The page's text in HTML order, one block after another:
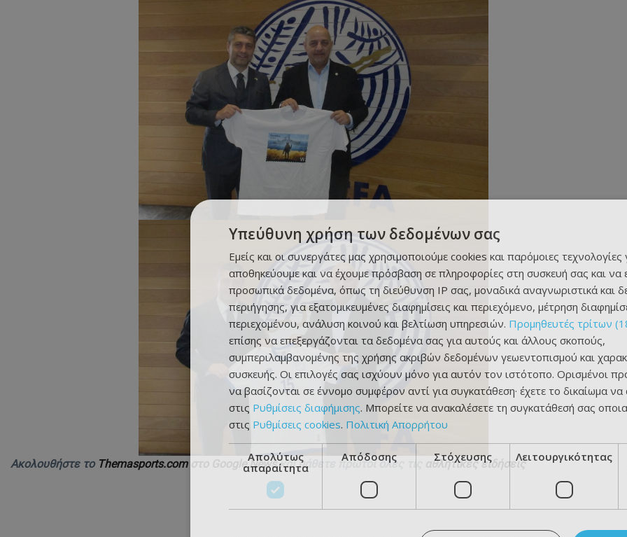
Ακολουθήστε το Themasports.com στο Google Newsκαι μάθετε πρώτοι όλες τις αθλητικές ειδήσεις
Υπεύθυνη χρήση των δεδομένων σας
Εμείς και οι συνεργάτες μας χρησιμοποιούμε cookies και παρόμοιες τεχνολογίες
αποθηκεύουμε και να έχουμε πρόσβαση σε πληροφορίες στη συσκευή σας και να
προσωπικά δεδομένα, όπως τη διεύθυνση IP σας, μοναδικά αναγνωριστικά και
περιήγησης, για εξατομικευμένες διαφημίσεις και περιεχόμενο, μέτρηση
περιεχομένου, ανάλυση κοινού και βελτίωση υπηρεσιών. Προμηθευτές τρίτων
επίσης να επεξεργάζονται τα δεδομένα σας για αυτούς και άλλους σκοπούς,
συμπεριλαμβανομένης της χρήσης ακριβών δεδομένων γεωεντοπισμού και
συσκευής. Οι επιλογές σας ισχύουν μόνο για αυτόν τον ιστότοπο. Ορισμένοι
να βασίζονται σε έννομο συμφέρον αντί για συγκατάθεση· έχετε το δικαίωμα να
στις Ρυθμίσεις διαφήμισης. Μπορείτε να ανακαλέσετε τη συγκατάθεσή σας
στις Ρυθμίσεις cookies. Πολιτική Απορρήτου
Απολύτως
απαραίτητα
Απόδοσης Στόχευσης Λειτουργικότητας